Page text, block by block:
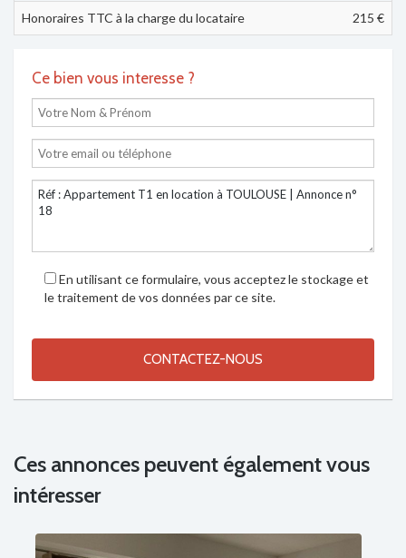
Honoraires TTC à la charge du locataire 215 €
Ce bien vous interesse ?
En utilisant ce formulaire, vous acceptez le stockage et
le traitement de vos données par ce site.
Ces annonces peuvent également vous
intéresser